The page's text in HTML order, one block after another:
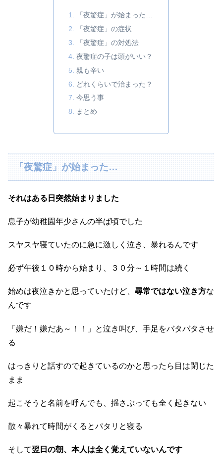
「夜驚症」が始まった…
「夜驚症」の症状
「夜驚症」の対処法
夜驚症の子は頭がいい？
親も辛い
どれくらいで治まった？
今思う事
まとめ
「夜驚症」が始まった…
それはある日突然始まりました
息子が幼稚園年少さんの半ば頃でした
スヤスヤ寝ていたのに急に激しく泣き、暴れるんです
必ず午後１０時から始まり、３０分～１時間は続く
始めは夜泣きかと思っていたけど、 尋常ではない泣き方な
んです
「嫌だ！嫌だあ～！！」と泣き叫び、手足をバタバタさせ
る
はっきりと話すので起きているのかと思ったら目は閉じた
まま
起こそうと名前を呼んでも、揺さぶっても全く起きない
散々暴れて時間がくるとパタリと寝る
そして翌日の朝、本人は全く覚えていないんです